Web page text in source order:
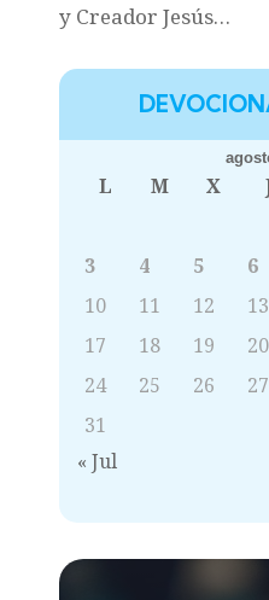
y Creador Jesús…
L M X
3
4 5 6
10
11 12 13
17
18 19 20
24
25 26 27
31
« Jul